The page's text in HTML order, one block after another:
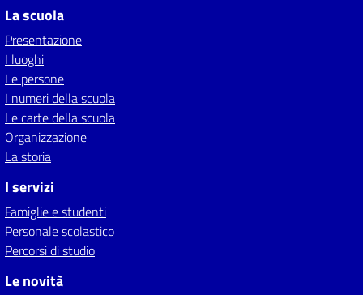
La scuola
Presentazione
I luoghi
Le persone
I numeri della scuola
Le carte della scuola
Organizzazione
La storia
I servizi
Famiglie e studenti
Personale scolastico
Percorsi di studio
Le novità